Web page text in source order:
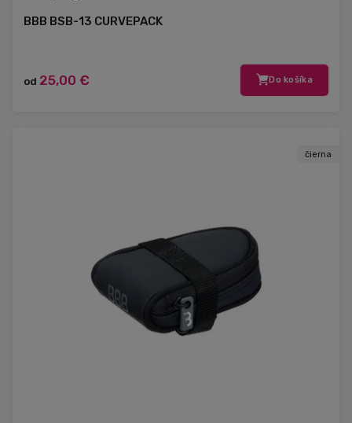
BBB BSB-13 CURVEPACK
od 25,00 € Do košíka
čierna